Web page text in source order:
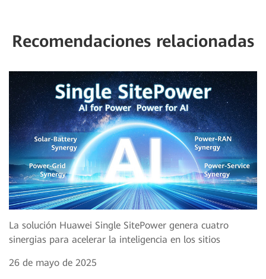
Recomendaciones relacionadas
La solución Huawei Single SitePower genera cuatro
sinergias para acelerar la inteligencia en los sitios
26 de mayo de 2025